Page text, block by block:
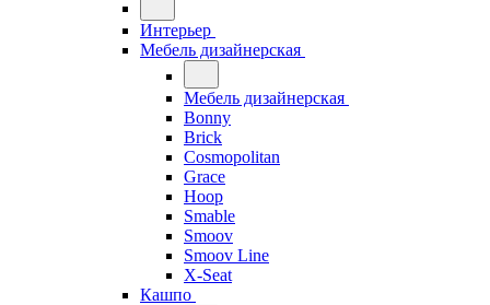
Интерьер
Мебель дизайнерская
Мебель дизайнерская
Bonny
Brick
Cosmopolitan
Grace
Hoop
Smable
Smoov
Smoov Line
X-Seat
Кашпо